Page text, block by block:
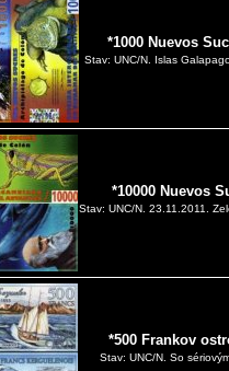
*1000 Nuevos
Stav: UNC/N. Islas
*10000 Nuevos
Stav: UNC/N. 23.11.2011.
*500 Frankov
Stav: UNC/N. So